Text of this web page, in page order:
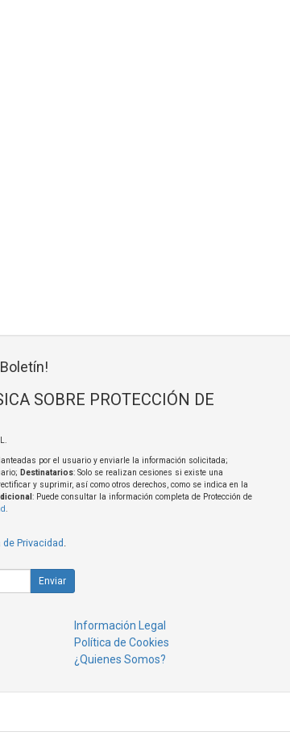
SOBRE PROTECCIÓN DE
por el usuario y enviarle la información solicitada;
Destinatarios: Solo se realizan cesiones si existe una
y suprimir, así como otros derechos, como se indica en la
: Puede consultar la información completa de Protección de
Privacidad.
Enviar
Información Legal
Política de Cookies
¿Quienes Somos?